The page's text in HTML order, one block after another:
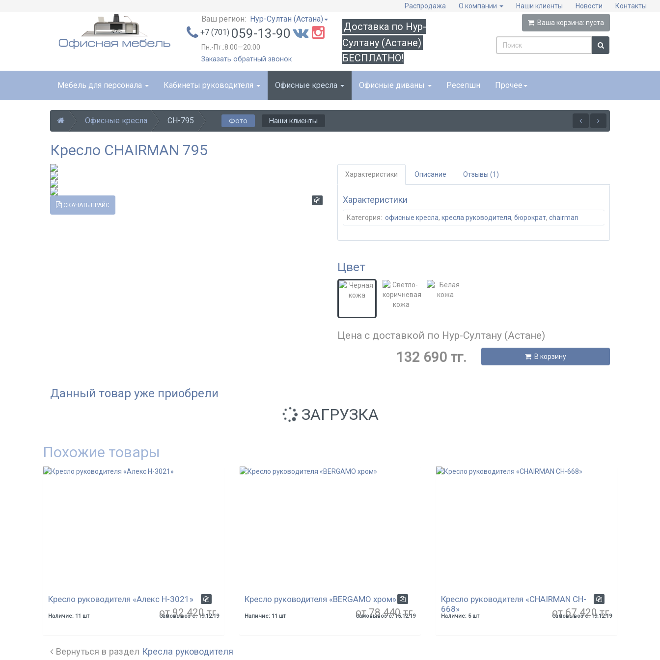
Распродажа О компании Наши клиенты Новости Контакты
Ваш регион: Нур-Султан (Астана)
+7 (701) 059-13-90
Пн.-Пт.:8:00—20:00
Заказать обратный звонок
Доставка по Нур-
Султану (Астане)
БЕСПЛАТНО!
Ваша корзина: пуста
Мебель для персонала Кабинеты руководителя Офисные кресла Офисные диваны Ресепшн Прочее
Офисные кресла СН-795 Фото Наши клиенты
Кресло CHAIRMAN 795
СКАЧАТЬ ПРАЙС
Характеристики Описание Отзывы (1)
Характеристики
Категория: офисные кресла, кресла руководителя, бюрократ, chairman
Цвет
Цена с доставкой по Нур-Султану (Астане)
132 690 тг. В корзину
Данный товар уже приобрели
ЗАГРУЗКА
Похожие товары
Кресло руководителя «Алекс H-3021»
от 92 420 тг.
Наличие: 11 шт Самовывоз с: 19.12.19
Кресло руководителя «BERGAMO хром»
от 78 440 тг.
Наличие: 11 шт Самовывоз с: 15.12.19
Кресло руководителя «CHAIRMAN CH-
668»
от 67 420 тг.
Наличие: 5 шт Самовывоз с: 19.12.19
Вернуться в раздел Кресла руководителя